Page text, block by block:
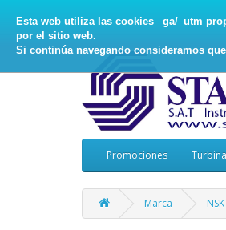
Esta web utiliza las cookies _ga/_utm
por el sitio web.
Si continúa navegando consideramos
Promociones
Marca NSK